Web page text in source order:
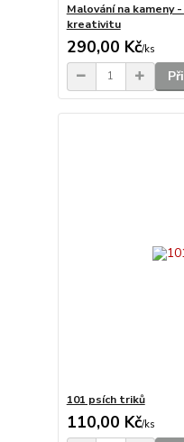
Malování na kameny
kreativitu
290,00 Kč/ks
101 psích triků
110,00 Kč/ks